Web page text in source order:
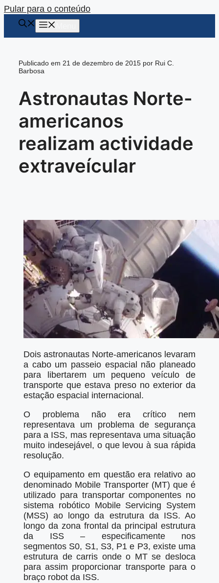
Pular para o conteúdo
Publicado em 21 de dezembro de 2015 por Rui C.
Barbosa
Astronautas Norte-
americanos
realizam actividade
extraveícular
Dois astronautas Norte-americanos levaram
a cabo um passeio espacial não planeado
para libertarem um pequeno veículo de
transporte que estava preso no exterior da
estação espacial internacional.
O problema não era crítico nem
representava um problema de segurança
para a ISS, mas representava uma situação
muito indesejável, o que levou à sua rápida
resolução.
O equipamento em questão era relativo ao
denominado Mobile Transporter (MT) que é
utilizado para transportar componentes no
sistema robótico Mobile Servicing System
(MSS) ao longo da estrutura da ISS. Ao
longo da zona frontal da principal estrutura
da ISS – especificamente nos
segmentos S0, S1, S3, P1 e P3, existe uma
estrutura de carris onde o MT se desloca
para assim proporcionar transporte para o
braço robot da ISS.